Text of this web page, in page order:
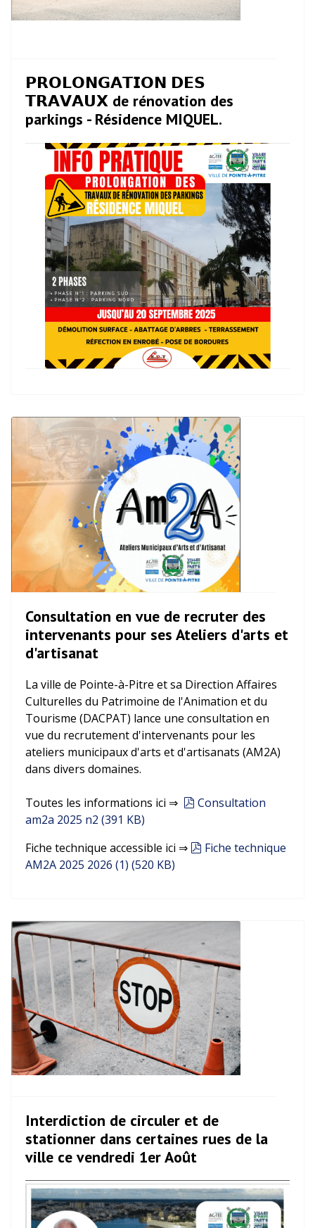
𝗣𝗥𝗢𝗟𝗢𝗡𝗚𝗔𝗧𝗜𝗢𝗡 𝗗𝗘𝗦
𝗧𝗥𝗔𝗩𝗔𝗨𝗫 de rénovation des
parkings - Résidence MIQUEL.
Consultation en vue de recruter des
intervenants pour ses Ateliers d'arts et
d'artisanat
La ville de Pointe-à-Pitre et sa Direction Affaires
Culturelles du Patrimoine de l'Animation et du
Tourisme (DACPAT) lance une consultation en
vue du recrutement d'intervenants pour les
ateliers municipaux d'arts et d'artisanats (AM2A)
dans divers domaines.
Toutes les informations ici ⇒ pdf
Consultation
am2a 2025 n2 (391 KB)
Fiche technique accessible ici ⇒
pdf
Fiche technique
AM2A 2025 2026 (1) (520 KB)
Interdiction de circuler et de
stationner dans certaines rues de la
ville ce vendredi 1er Août